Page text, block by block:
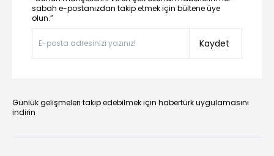
sabah e-postanızdan takip etmek için bültene üye
olun.”
Kaydet
Günlük gelişmeleri takip edebilmek için habertürk uygulamasını
indirin